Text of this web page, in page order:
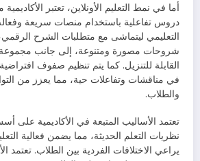
أما في نمط التعليم الأونلاين، تعتبر
دروس تفاعلية باستخدام منصات سريعة
التعليمي ليتماشى مع متطلبات الشرح الرقمي،
شروحات مصورة ومتنوعة، إلى جانب
القابلة للتنزيل. كما يتم تنظيم صفوف
في مناقشات وتفاعلات حية، مما يعزز من
والطلاب.
تعتمد الأساليب المتبعة في الأكاديمية على
نظريات التعلم الحديثة، مما يضمن فعالية
يراعي الاختلافات الفردية بين الطلاب. تعتمد